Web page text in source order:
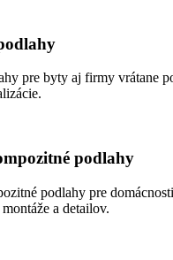
pre byty aj firmy vrátane
podlahy
podlahy pre
a detailov.